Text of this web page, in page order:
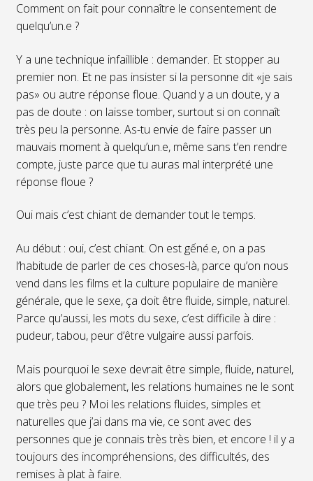
Comment on fait pour connaître le consentement de
quelqu’un.e ?
Y a une technique infaillible : demander. Et stopper au
premier non. Et ne pas insister si la personne dit «je sais
pas» ou autre réponse floue. Quand y a un doute, y a
pas de doute : on laisse tomber, surtout si on connaît
très peu la personne. As-tu envie de faire passer un
mauvais moment à quelqu’un.e, même sans t’en rendre
compte, juste parce que tu auras mal interprété une
réponse floue ?
Oui mais c’est chiant de demander tout le temps.
Au début : oui, c’est chiant. On est gếné.e, on a pas
l’habitude de parler de ces choses-là, parce qu’on nous
vend dans les films et la culture populaire de manière
générale, que le sexe, ça doit être fluide, simple, naturel.
Parce qu’aussi, les mots du sexe, c’est difficile à dire :
pudeur, tabou, peur d’être vulgaire aussi parfois.
Mais pourquoi le sexe devrait être simple, fluide, naturel,
alors que globalement, les relations humaines ne le sont
que très peu ? Moi les relations fluides, simples et
naturelles que j’ai dans ma vie, ce sont avec des
personnes que je connais très très bien, et encore ! il y a
toujours des incompréhensions, des difficultés, des
remises à plat à faire.